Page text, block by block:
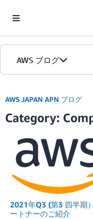
AWS ブログ
カテゴリ
エディション
AWS JAPAN APN ブログ
Category:
2021年Q3 (第3 四半期
ートナーのご紹介